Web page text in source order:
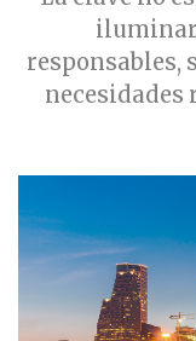
iluminar
responsables,
necesidades